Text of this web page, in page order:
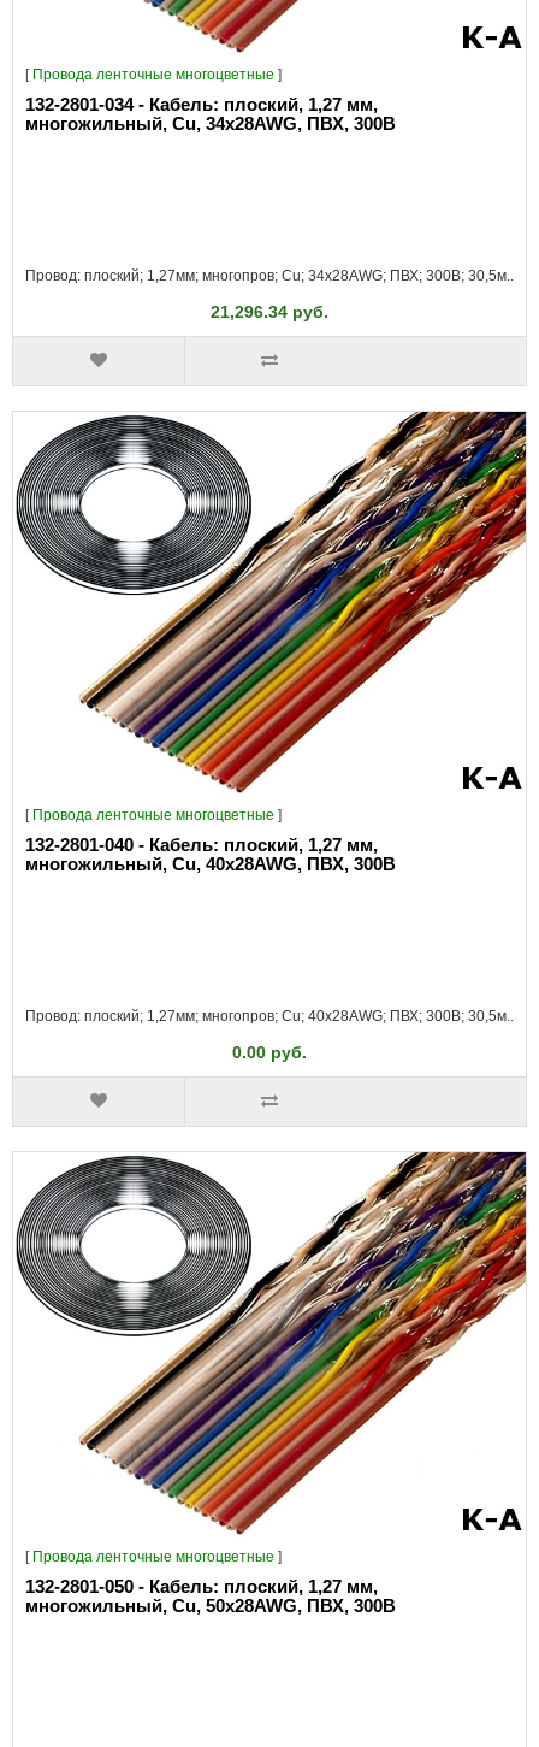
[ Провода ленточные многоцветные ]
132-2801-034 - Кабель: плоский, 1,27 мм,
многожильный, Cu, 34x28AWG, ПВХ, 300В
Провод: плоский; 1,27мм; многопров; Cu; 34x28AWG; ПВХ; 300В; 30,5м..
21,296.34 руб.
[ Провода ленточные многоцветные ]
132-2801-040 - Кабель: плоский, 1,27 мм,
многожильный, Cu, 40x28AWG, ПВХ, 300В
Провод: плоский; 1,27мм; многопров; Cu; 40x28AWG; ПВХ; 300В; 30,5м..
0.00 руб.
[ Провода ленточные многоцветные ]
132-2801-050 - Кабель: плоский, 1,27 мм,
многожильный, Cu, 50x28AWG, ПВХ, 300В